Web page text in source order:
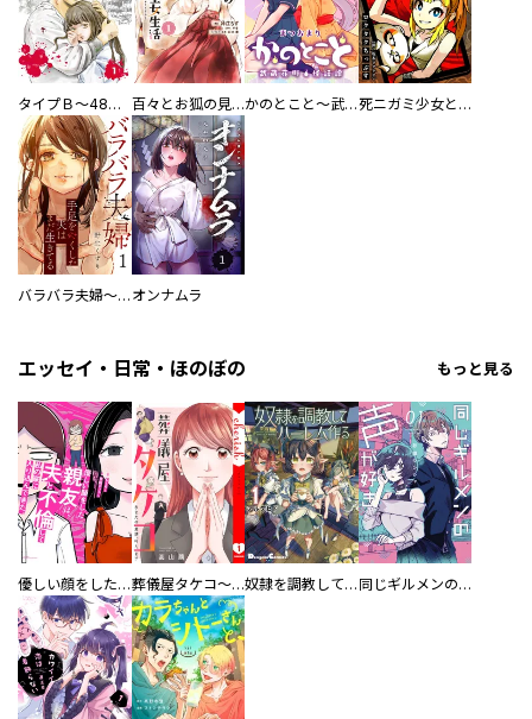
タイプＢ～48時間後、致死率100％～【単話】 百々とお狐の見習い巫女生活【単行本版】 かのとこと～武蔵花町怪話譚～ 【連載版】 死ニガミ少女とスマホ神
バラバラ夫婦～手足をなくした夫はまだ生きてる オンナムラ
エッセイ・日常・ほのぼの もっと見る
優しい顔をした親友は、夫と不倫して私の家に入り込んできた。 葬儀屋タケコ～あなたの最期、叶えます【電子単行本版】 奴隷を調教してハーレム作る 同じギルメンの声が好き